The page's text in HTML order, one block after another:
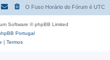
a
O Fuso Horário do Fórum é UTC
Software © phpBB Limited
Portugal
| Termos